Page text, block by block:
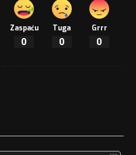
Zaspaću
0
Tuga
0
Grrr
0